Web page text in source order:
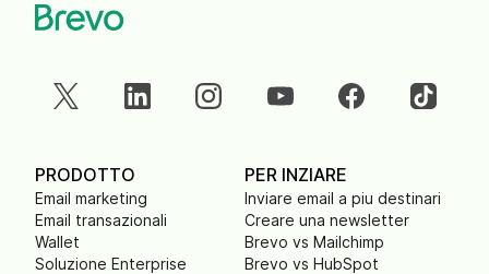
PRODOTTO
Email marketing
Email transazionali
Wallet
Soluzione Enterprise
PER INZIARE
Inviare email a piu destinari
Creare una newsletter
Brevo vs Mailchimp
Brevo vs HubSpot